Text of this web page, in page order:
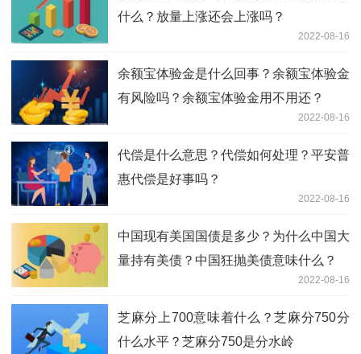
什么？放量上涨还会上涨吗？
2022-08-16
余额宝体验金是什么回事？余额宝体验金
有风险吗？余额宝体验金用不用还？
2022-08-16
代偿是什么意思？代偿如何处理？平安普
惠代偿是好事吗？
2022-08-16
中国现有美国国债是多少？为什么中国大
量持有美债？中国狂抛美债意味什么？
2022-08-16
芝麻分上700意味着什么？芝麻分750分
什么水平？芝麻分750是分水岭